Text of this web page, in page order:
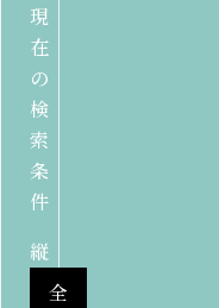
現
在
の
検
索
条
件
縦
全